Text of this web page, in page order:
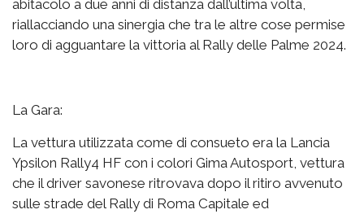
abitacolo a due anni di distanza dall’ultima volta,
riallacciando una sinergia che tra le altre cose permise
loro di agguantare la vittoria al Rally delle Palme 2024.
La Gara:
La vettura utilizzata come di consueto era la Lancia
Ypsilon Rally4 HF con i colori Gima Autosport, vettura
che il driver savonese ritrovava dopo il ritiro avvenuto
sulle strade del Rally di Roma Capitale ed